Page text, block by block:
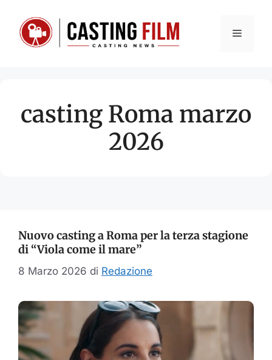
contenuto
Menu
casting Roma marzo
2026
Nuovo casting a Roma per la terza stagione
di “Viola come il mare”
8 Marzo 2026 di Redazione